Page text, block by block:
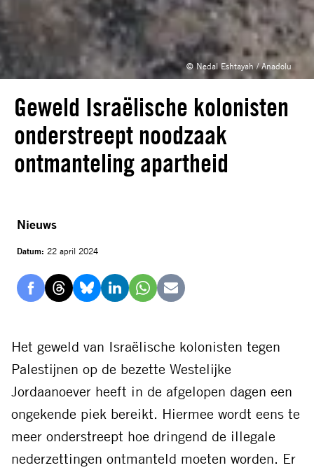
© Nedal Eshtayah / Anadolu
Nieuws
Datum: 22 april 2024
DelenDelenDelenDelenDelenDelen
mail
Geweld Israëlische kolonisten
onderstreept noodzaak
ontmanteling apartheid
Het geweld van Israëlische kolonisten tegen
Palestijnen op de bezette Westelijke
Jordaanoever heeft in de afgelopen dagen een
ongekende piek bereikt. Hiermee wordt eens te
meer onderstreept hoe dringend de illegale
nederzettingen ontmanteld moeten worden. Er